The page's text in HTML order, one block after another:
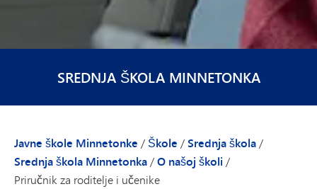
SREDNJA ŠKOLA MINNETONKA
Javne škole Minnetonke / Škole /Srednja škola/
Srednja škola Minnetonka/O našoj školi /
Priručnik za roditelje i učenike